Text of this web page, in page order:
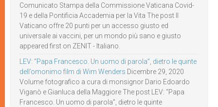
Comunicato Stampa della Commissione Vaticana Covid-
19 e della Pontificia Accademia per la Vita The post Il
Vaticano offre 20 punti per un accesso giusto ed
universale ai vaccini, per un mondo più sano e giusto
appeared first on ZENIT - Italiano.
LEV: “Papa Francesco. Un uomo di parola”, dietro le quinte
dell’omonimo film di Wim Wenders Dicembre 29, 2020
Volume fotografico a cura di monsignor Dario Edoardo
Viganò e Gianluca della Maggiore The post LEV: “Papa
Francesco. Un uomo di parola”, dietro le quinte